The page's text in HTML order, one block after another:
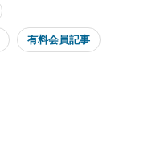
有料会員記事